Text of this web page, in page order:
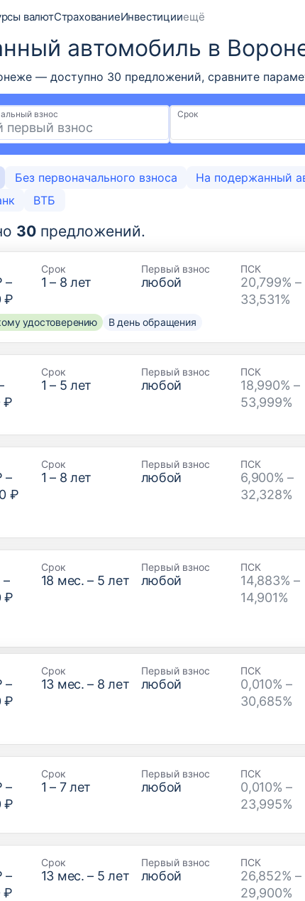
валютСтрахованиеИнвестицииещё
автомобиль в
— доступно 30 предложений, сравните
взнос Срок
Без первоначального взноса На подержанный
ВТБ
30 предложений.
–
₽
Срок
1 – 8 лет
Первый взнос
любой
ПСК
20,799% –
33,531%
удостоверению В день обращения
₽
Срок
1 – 5 лет
Первый взнос
любой
ПСК
18,990% –
53,999%
–
₽
Срок
1 – 8 лет
Первый взнос
любой
ПСК
6,900% –
32,328%
–
₽
Срок
18 мес. – 5 лет
Первый взнос
любой
ПСК
14,883% –
14,901%
–
₽
Срок
13 мес. – 8 лет
Первый взнос
любой
ПСК
0,010% –
30,685%
–
₽
Срок
1 – 7лет
Первый взнос
любой
ПСК
0,010% –
23,995%
–
₽
Срок
13 мес. – 5 лет
Первый взнос
любой
ПСК
26,852% –
29,900%